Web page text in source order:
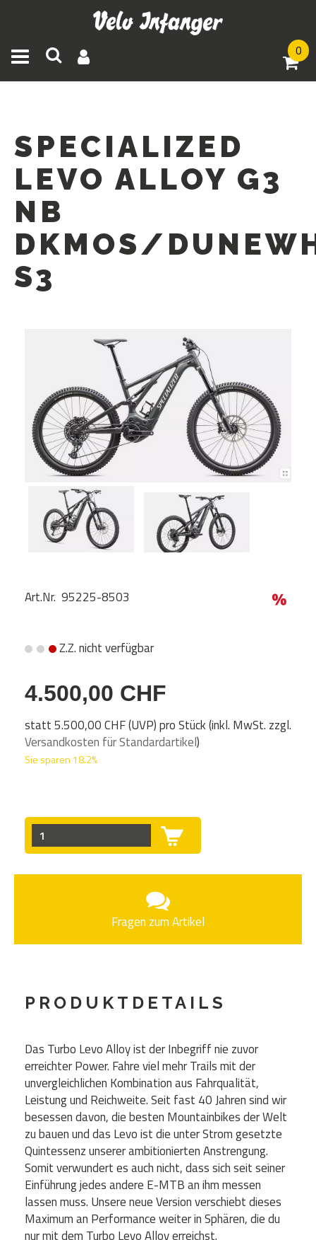
Toggle navigation 0
SPECIALIZED
LEVO ALLOY G3
NB
DKMOS/
S3
Art.Nr. 95225-8503
Z.Z. nicht verfügbar
4.500,00 CHF
statt5.500,00 CHF(UVP) pro Stück (inkl. MwSt. zzgl.
Versandkosten für Standardartikel)
Sie sparen 18.2%
Fragen zum Artikel
PRODUKTDETAILS
Das Turbo Levo Alloy ist der Inbegriff nie zuvor
erreichter Power. Fahre viel mehr Trails mit der
unvergleichlichen Kombination aus Fahrqualität,
Leistung und Reichweite. Seit fast 40 Jahren sind wir
besessen davon, die besten Mountainbikes der Welt
zu bauen und das Levo ist die unter Strom gesetzte
Quintessenz unserer ambitionierten Anstrengung.
Somit verwundert es auch nicht, dass sich seit seiner
Einführung jedes andere E-MTB an ihm messen
lassen muss. Unsere neue Version verschiebt dieses
Maximum an Performance weiter in Sphären, die du
nur mit dem Turbo Levo Alloy erreichst.